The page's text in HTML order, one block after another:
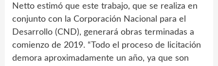
Netto estimó que este trabajo, que se realiza en
conjunto con la Corporación Nacional para el
Desarrollo (CND), generará obras terminadas a
comienzo de 2019. “Todo el proceso de licitación
demora aproximadamente un año, ya que son